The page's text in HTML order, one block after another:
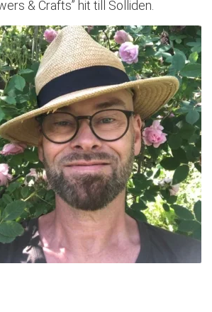
& Crafts” hit till Solliden.